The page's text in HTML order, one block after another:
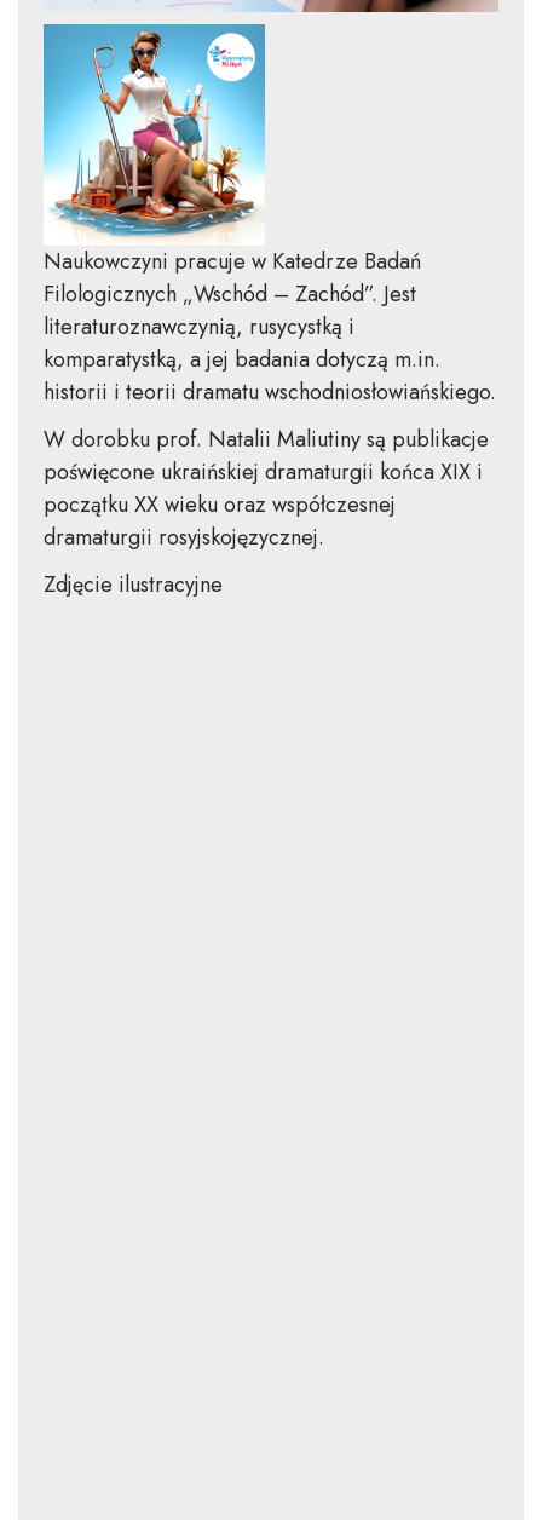
Naukowczyni pracuje w Katedrze Badań
Filologicznych „Wschód – Zachód”. Jest
literaturoznawczynią, rusycystką i
komparatystką, a jej badania dotyczą m.in.
historii i teorii dramatu wschodniosłowiańskiego.
W dorobku prof. Natalii Maliutiny są publikacje
poświęcone ukraińskiej dramaturgii końca XIX i
początku XX wieku oraz współczesnej
dramaturgii rosyjskojęzycznej.
Zdjęcie ilustracyjne